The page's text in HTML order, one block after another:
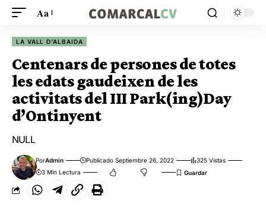
Aa
LA VALL D'ALBAIDA
Centenars de persones de totes
les edats gaudeixen de les
activitats del III Park(ing)Day
d’Ontinyent
NULL
PorAdmin Publicado Septiembre 26, 2022
325 Vistas
3 Min Lectura